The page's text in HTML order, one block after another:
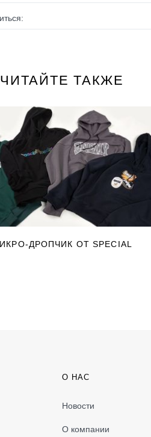
ЧИТАЙТЕ ТАКЖЕ
ДРОПЧИК ОТ SPECIAL
О НАС
Новости
О компании